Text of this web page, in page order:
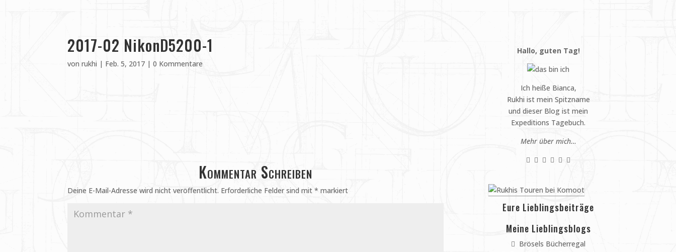
2017-02 NikonD5200-1
vonrukhi | Feb. 5, 2017 |0 Kommentare
Kommentar Schreiben
Deine E-Mail-Adresse wird nicht veröffentlicht. Erforderliche Felder sind mit* markiert
Hallo, guten Tag!
Ich heiße Bianca,
Rukhi ist mein Spitzname
und dieser Blog ist mein
Expeditions Tagebuch.
Mehr über mich…
Eure Lieblingsbeiträge
Meine Lieblingsblogs
Brösels Bücherregal